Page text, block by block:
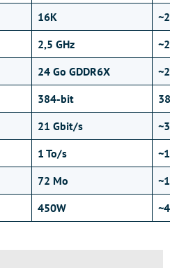
16K
2,5 GHz
24 Go GDDR6X
384-bit
21 Gbit/s
1 To/s
72 Mo
450W